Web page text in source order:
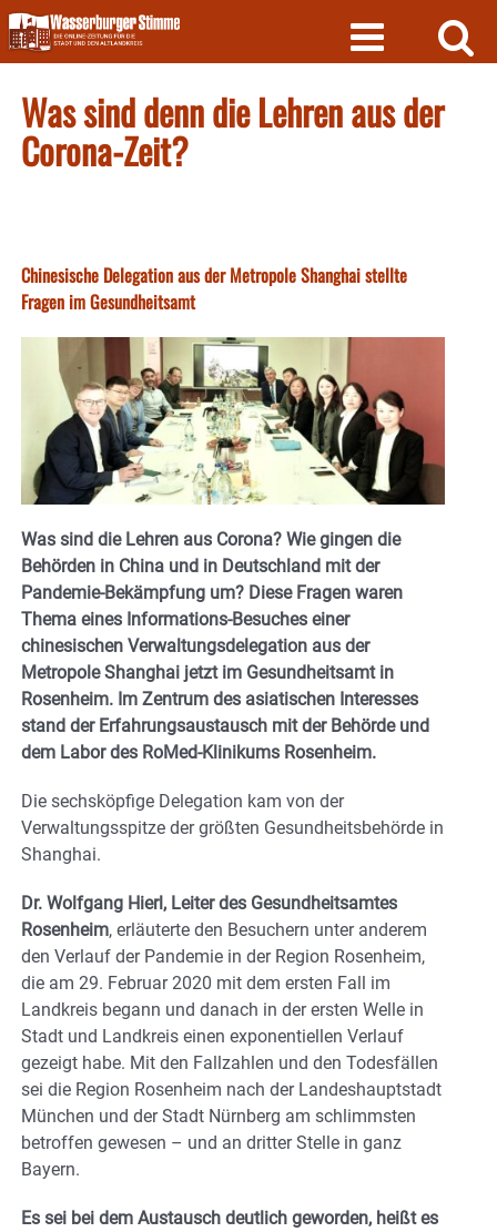
Skip
to
content
Was sind denn die Lehren aus der
Corona-Zeit?
Chinesische Delegation aus der Metropole Shanghai stellte
Fragen im Gesundheitsamt
Was sind die Lehren aus Corona? Wie gingen die
Behörden in China und in Deutschland mit der
Pandemie-Bekämpfung um? Diese Fragen waren
Thema eines Informations-Besuches einer
chinesischen Verwaltungsdelegation aus der
Metropole Shanghai jetzt im Gesundheitsamt in
Rosenheim. Im Zentrum des asiatischen Interesses
stand der Erfahrungsaustausch mit der Behörde und
dem Labor des RoMed-Klinikums Rosenheim.
Die sechsköpfige Delegation kam von der
Verwaltungsspitze der größten Gesundheitsbehörde in
Shanghai.
Dr. Wolfgang Hierl, Leiter des Gesundheitsamtes
Rosenheim, erläuterte den Besuchern unter anderem
den Verlauf der Pandemie in der Region Rosenheim,
die am 29. Februar 2020 mit dem ersten Fall im
Landkreis begann und danach in der ersten Welle in
Stadt und Landkreis einen exponentiellen Verlauf
gezeigt habe. Mit den Fallzahlen und den Todesfällen
sei die Region Rosenheim nach der Landeshauptstadt
München und der Stadt Nürnberg am schlimmsten
betroffen gewesen – und an dritter Stelle in ganz
Bayern.
Es sei bei dem Austausch deutlich geworden, heißt es